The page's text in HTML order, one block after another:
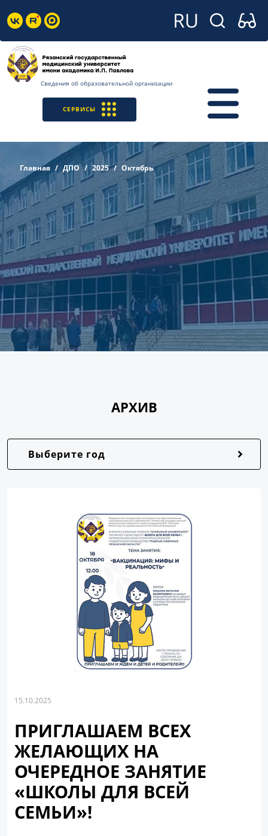
Сведения об образовательной организации
СЕРВИСЫ
Главная ДПО 2025 Октябрь
АРХИВ
Выберите год
15.10.2025
ПРИГЛАШАЕМ ВСЕХ
ЖЕЛАЮЩИХ НА
ОЧЕРЕДНОЕ ЗАНЯТИЕ
«ШКОЛЫ ДЛЯ ВСЕЙ
СЕМЬИ»!